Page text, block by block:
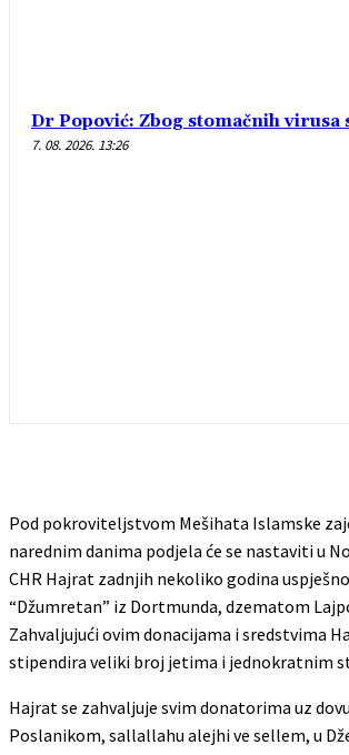
Dr Popović: Zbog stomačnih virusa
7. 08. 2026. 13:26
Pod pokroviteljstvom Mešihata Islamske
narednim danima podjela će se nastaviti u
CHR Hajrat zadnjih nekoliko godina
“Džumretan” iz Dortmunda, dzematom
Zahvaljujući ovim donacijama i sredstvima
stipendira veliki broj jetima i jednokratnim
Hajrat se zahvaljuje svim donatorima uz
Poslanikom, sallallahu alejhi ve sellem, u